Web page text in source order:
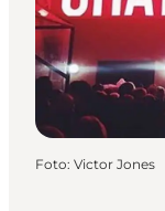
Planlæg
CopenPay
Foto: Victor Jones